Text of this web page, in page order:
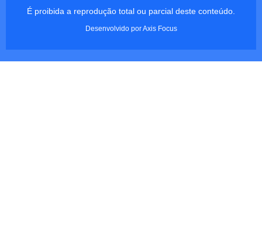
É proibida a reprodução total ou parcial deste conteúdo.
Desenvolvido porAxis Focus